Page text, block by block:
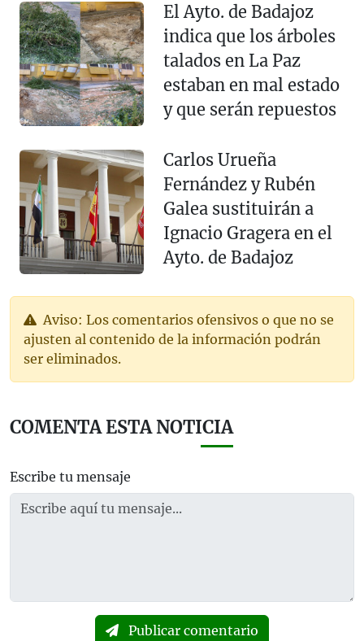
El Ayto. de Badajoz
indica que los árboles
talados en La Paz
estaban en mal estado
y que serán repuestos
Carlos Urueña
Fernández y Rubén
Galea sustituirán a
Ignacio Gragera en el
Ayto. de Badajoz
Aviso: Los comentarios ofensivos o que no se
ajusten al contenido de la información podrán
ser eliminados.
COMENTA ESTA NOTICIA
Escribe tu mensaje
Publicar comentario